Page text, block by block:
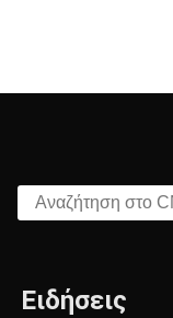
Αναζήτηση στο
Ειδήσεις